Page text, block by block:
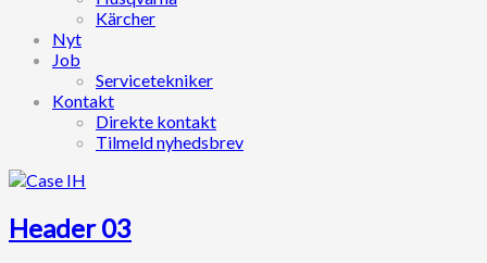
Kärcher
Nyt
Job
Servicetekniker
Kontakt
Direkte kontakt
Tilmeld nyhedsbrev
Header 03